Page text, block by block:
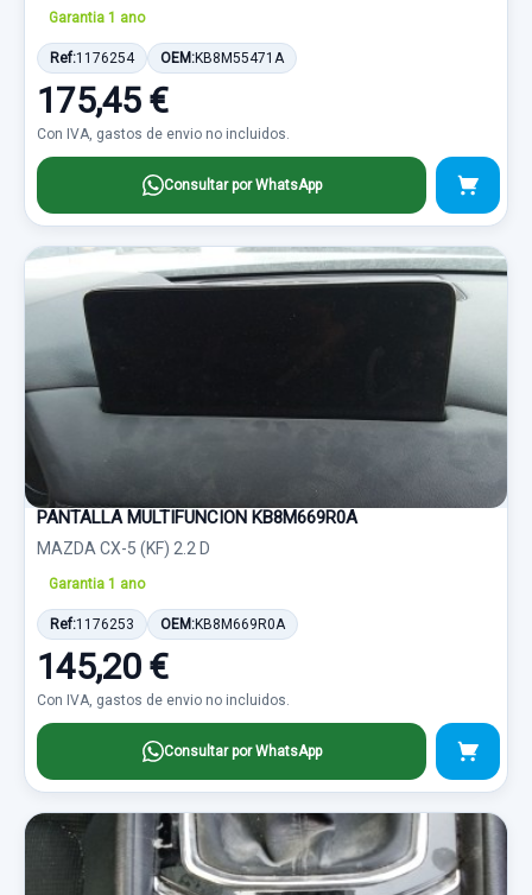
Garantia 1 ano
Ref:1176254 OEM:KB8M55471A
175,45 €
Con IVA, gastos de envio no incluidos.
Consultar por WhatsApp
PANTALLA MULTIFUNCION KB8M669R0A
MAZDA CX-5 (KF) 2.2 D
Garantia 1 ano
Ref:1176253 OEM:KB8M669R0A
145,20 €
Con IVA, gastos de envio no incluidos.
Consultar por WhatsApp